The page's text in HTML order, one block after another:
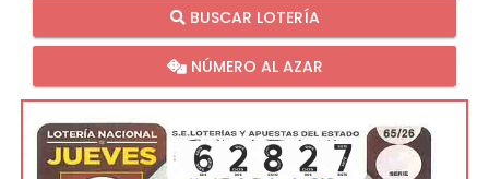
BUSCAR LOTERÍA
NÚMERO AL AZAR